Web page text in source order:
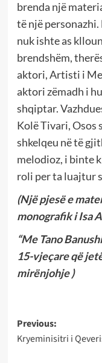
brenda një
të një
nuk ishte as
brendshëm,
aktori, Artisti i
aktori zëmadh i
shqiptar.
Kolë Tivari, Osos
shkelqeu në të
melodioz, i binte
roli per ta luajtur
(Një pjesë e
monografik i Isa
“Me Tano
15-vjeçare që
mirënjohje )
Post
navigation
Previous:
Kryeminisitri i